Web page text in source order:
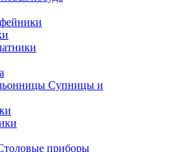
Супницы и
приборы